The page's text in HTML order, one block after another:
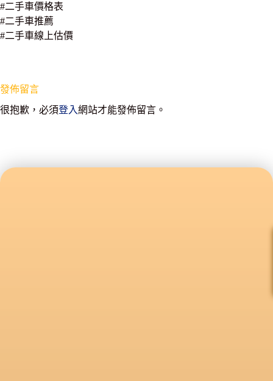
#二手車價格表
#二手車推薦
#二手車線上估價
發佈留言
很抱歉，必須登入網站才能發佈留言。